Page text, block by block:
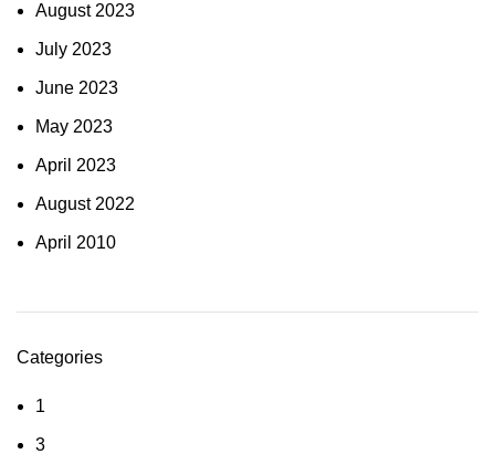
August 2023
July 2023
June 2023
May 2023
April 2023
August 2022
April 2010
Categories
1
3